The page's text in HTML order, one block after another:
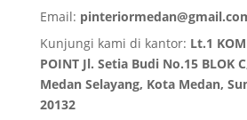
Email:
Kunjungi kami di kantor: Lt.1
POINT Jl. Setia Budi No.15 BLOK
Medan Selayang, Kota Medan,
20132